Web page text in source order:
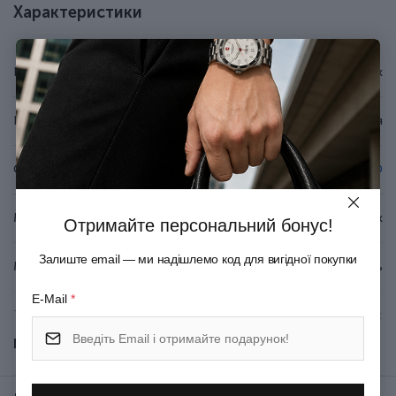
Вага - 21 г.
Розмір - 58 x 18 x 9 мм.
7 функцій.
Інструменти виготовлені з неіржавної сталі.
Помаранчеві накладки із ударостійкого пластику з
логотипом бренду.
Довічна гарантія.
Нова подарункова упаковка від виробника.
Характеристики
Бренд Victorinox
Країна походження Швейцарія
Серія Classic SD
Матеріал руків'я/накладок Целідор/ABS-пластик
Матеріал леза Неіржавна сталь
Тип ножового замка Slip-joint
Ножиці; Мале лезо; Пилочка
для нігтів; Мала пласка
Показати всі
Отримайте персональний бонус!
Залиште email — ми надішлемо код для вигідної покупки
E-Mail *